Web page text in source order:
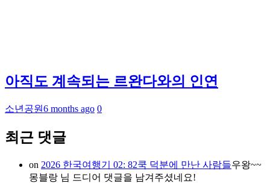
아직도 계속되는 르완다와의 인연
소년공원6 months ago 0
최근 댓글
on 2026 한국여행기 02: 82쿡 덕분에 만난 사람들우왕~~
몽블랑 님 드디어 댓글을 남겨주셨네요!